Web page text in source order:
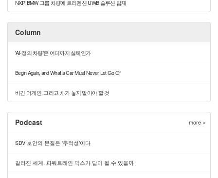
NXP, BMW 그룹 차량에 트리멘션 UWB 솔루션 탑재
Column
'AI-정의 차량'은 어디까지 실체인가
Begin Again, and What a Car Must Never Let Go Of
비긴 어게인, 그리고 차가 놓지 말아야 할 것
Podcast more »
SDV 보안의 본질은 ‘추적성’이다
갈라진 세계, 파워트레인 믹스가 답이 될 수 있을까